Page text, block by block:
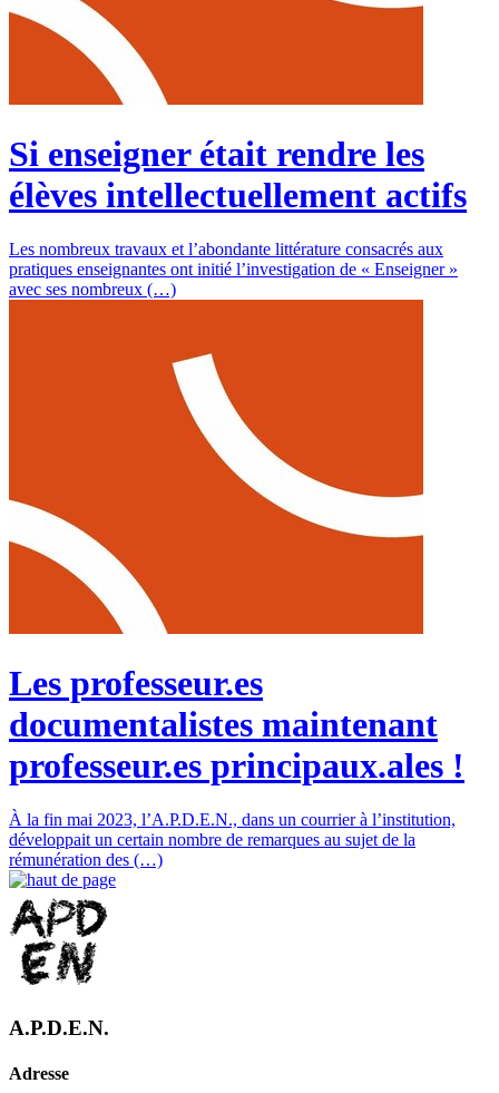
Si enseigner était rendre les
élèves intellectuellement actifs
Les nombreux travaux et l’abondante littérature consacrés aux
pratiques enseignantes ont initié l’investigation de « Enseigner »
avec ses nombreux (…)
Les professeur.es
documentalistes maintenant
professeur.es principaux.ales !
À la fin mai 2023, l’A.P.D.E.N., dans un courrier à l’institution,
développait un certain nombre de remarques au sujet de la
rémunération des (…)
A.P.D.E.N.
Adresse